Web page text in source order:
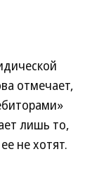
отмечает,
лишь то,
не хотят.